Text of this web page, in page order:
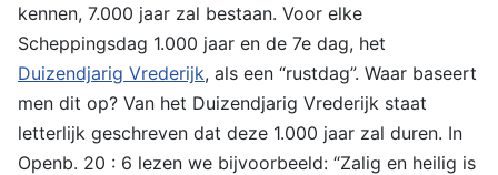
kennen, 7.000 jaar zal bestaan. Voor elke
Scheppingsdag 1.000 jaar en de 7e dag, het
Duizendjarig Vrederijk, als een “rustdag”. Waar baseert
men dit op? Van het Duizendjarig Vrederijk staat
letterlijk geschreven dat deze 1.000 jaar zal duren. In
Openb. 20 : 6 lezen we bijvoorbeeld: “Zalig en heilig is